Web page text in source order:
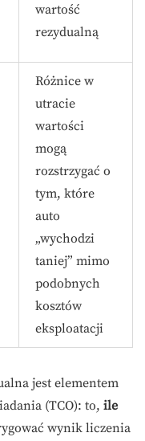
wartość
rezydualną
Różnice w
utracie
wartości
mogą
rozstrzygać o
tym, które
auto
„wychodzi
taniej” mimo
podobnych
kosztów
eksploatacji
jest elementem
(TCO): to, ile
wynik liczenia